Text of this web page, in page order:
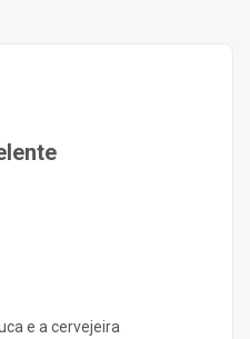
e a cervejeira